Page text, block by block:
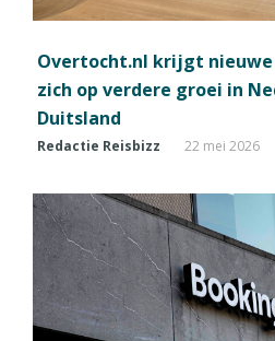
Overtocht.nl krijgt
zich op verdere groei in
Duitsland
Redactie Reisbizz 22 mei 2026